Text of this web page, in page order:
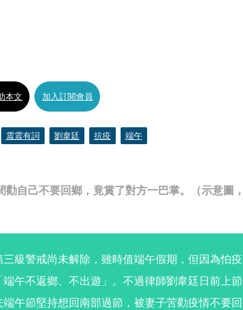
自己不要回鄉，竟賞了對方一巴掌。（示意圖，
本文 加入訂閱會員
震震有詞 劉韋廷 抗疫 端午
級警戒尚未解除，雖時值端午假期，但因為怕疫
午不返鄉、不出遊」。不過律師劉韋廷日前上節
午節堅持想回南部過節，被妻子苦勸疫情不要回